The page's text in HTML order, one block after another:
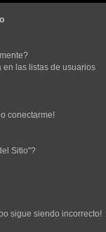
en las listas de usuarios
conectarme!
Sitio"?
sigue siendo incorrecto!